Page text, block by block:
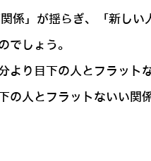
」が揺らぎ、「新し
でしょう。
り目下の人とフラット
の人とフラットないい